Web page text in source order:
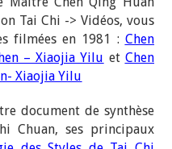
Tai Chi -> Vidéos, vous
filmées en 1981 : Chen
– Xiaojia Yilu et Chen
Xiaojia Yilu
document de synthèse
Chuan, ses principaux